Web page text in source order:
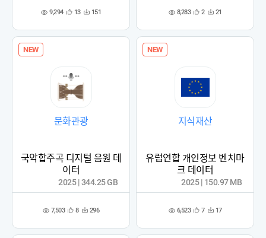
조 9,294 관
록
13 다 151
조 8,283 관
록
2 다 21
NEW
문화관광
국악합주곡 디지털 음원 데
이터
조 7,503 관
록
8 다 296
2025 | 344.25 GB
NEW
지식재산
유럽연합 개인정보 벤치마
크 데이터
조 6,523 관
록
7 다 17
2025 | 150.97 MB